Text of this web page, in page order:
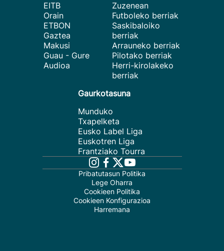
EITB
Orain
ETBON
Gaztea
Makusi
Guau - Gure
Audioa
Zuzenean
Futboleko berriak
Saskibaloiko
berriak
Arrauneko berriak
Pilotako berriak
Herri-kirolakeko
berriak
Gaurkotasuna
Munduko
Txapelketa
Eusko Label Liga
Euskotren Liga
Frantziako Tourra
Pribatutasun Politika
Lege Oharra
Cookieen Politika
Cookieen Konfigurazioa
Harremana